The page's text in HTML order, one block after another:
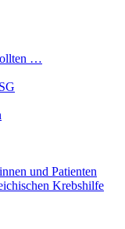
…
und Patienten
Krebshilfe